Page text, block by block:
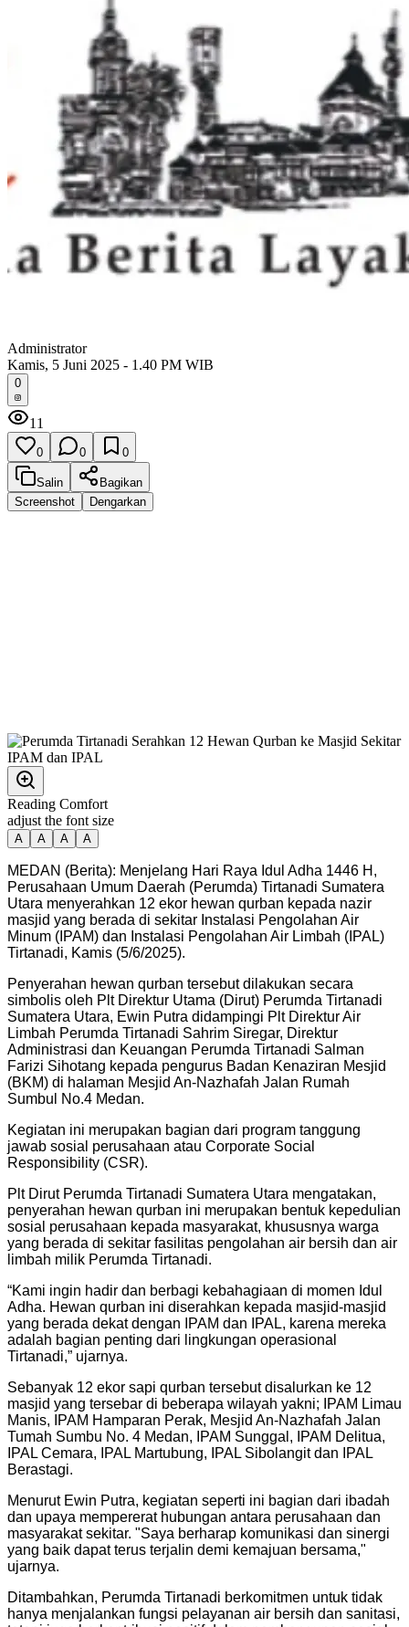
Administrator
Kamis, 5 Juni 2025 - 1.40 PM WIB
0
11
0 0 0
Salin
Bagikan
Screenshot
Dengarkan
Reading Comfort
adjust the font size
A A A A
MEDAN (Berita): Menjelang Hari Raya Idul Adha 1446 H,
Perusahaan Umum Daerah (Perumda) Tirtanadi Sumatera
Utara menyerahkan 12 ekor hewan qurban kepada nazir
masjid yang berada di sekitar Instalasi Pengolahan Air
Minum (IPAM) dan Instalasi Pengolahan Air Limbah (IPAL)
Tirtanadi, Kamis (5/6/2025).
Penyerahan hewan qurban tersebut dilakukan secara
simbolis oleh Plt Direktur Utama (Dirut) Perumda Tirtanadi
Sumatera Utara, Ewin Putra didampingi Plt Direktur Air
Limbah Perumda Tirtanadi Sahrim Siregar, Direktur
Administrasi dan Keuangan Perumda Tirtanadi Salman
Farizi Sihotang kepada pengurus Badan Kenaziran Mesjid
(BKM) di halaman Mesjid An-Nazhafah Jalan Rumah
Sumbul No.4 Medan.
Kegiatan ini merupakan bagian dari program tanggung
jawab sosial perusahaan atau Corporate Social
Responsibility (CSR).
Plt Dirut Perumda Tirtanadi Sumatera Utara mengatakan,
penyerahan hewan qurban ini merupakan bentuk kepedulian
sosial perusahaan kepada masyarakat, khususnya warga
yang berada di sekitar fasilitas pengolahan air bersih dan air
limbah milik Perumda Tirtanadi.
“Kami ingin hadir dan berbagi kebahagiaan di momen Idul
Adha. Hewan qurban ini diserahkan kepada masjid-masjid
yang berada dekat dengan IPAM dan IPAL, karena mereka
adalah bagian penting dari lingkungan operasional
Tirtanadi,” ujarnya.
Sebanyak 12 ekor sapi qurban tersebut disalurkan ke 12
masjid yang tersebar di beberapa wilayah yakni; IPAM Limau
Manis, IPAM Hamparan Perak, Mesjid An-Nazhafah Jalan
Tumah Sumbu No. 4 Medan, IPAM Sunggal, IPAM Delitua,
IPAL Cemara, IPAL Martubung, IPAL Sibolangit dan IPAL
Berastagi.
Menurut Ewin Putra, kegiatan seperti ini bagian dari ibadah
dan upaya mempererat hubungan antara perusahaan dan
masyarakat sekitar. "Saya berharap komunikasi dan sinergi
yang baik dapat terus terjalin demi kemajuan bersama,"
ujarnya.
Ditambahkan, Perumda Tirtanadi berkomitmen untuk tidak
hanya menjalankan fungsi pelayanan air bersih dan sanitasi,